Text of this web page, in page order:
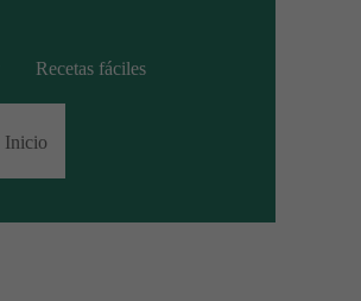
Recetas fáciles
Inicio